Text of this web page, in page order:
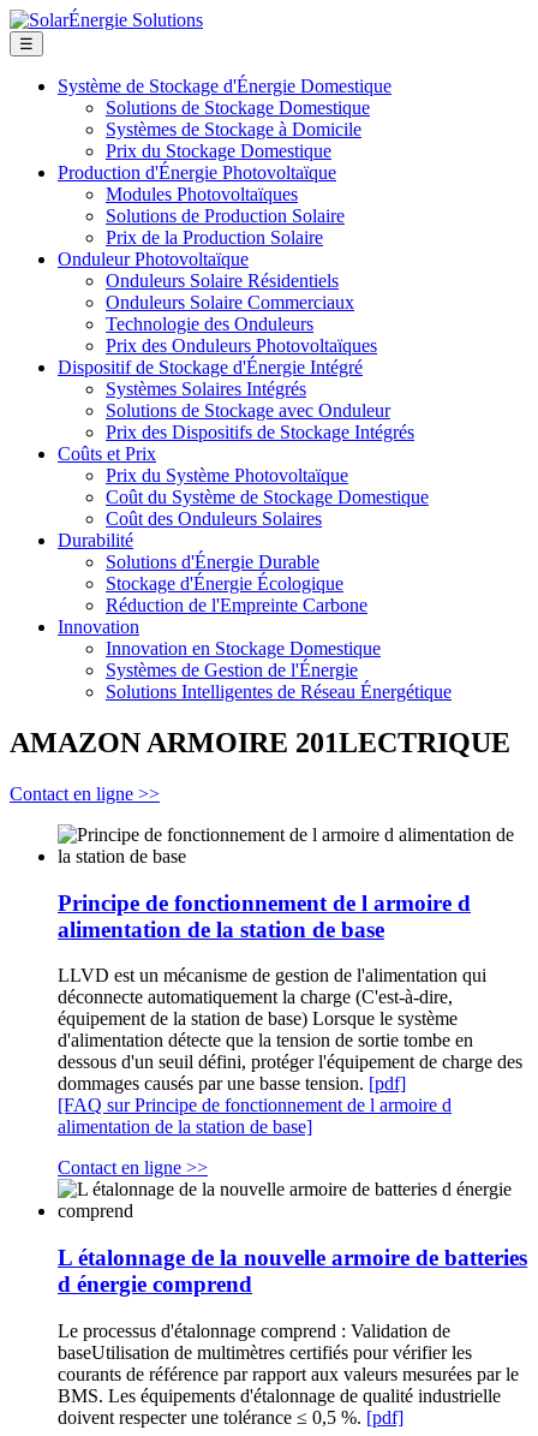
☰
Système de Stockage d'Énergie Domestique
Solutions de Stockage Domestique
Systèmes de Stockage à Domicile
Prix du Stockage Domestique
Production d'Énergie Photovoltaïque
Modules Photovoltaïques
Solutions de Production Solaire
Prix de la Production Solaire
Onduleur Photovoltaïque
Onduleurs Solaire Résidentiels
Onduleurs Solaire Commerciaux
Technologie des Onduleurs
Prix des Onduleurs Photovoltaïques
Dispositif de Stockage d'Énergie Intégré
Systèmes Solaires Intégrés
Solutions de Stockage avec Onduleur
Prix des Dispositifs de Stockage Intégrés
Coûts et Prix
Prix du Système Photovoltaïque
Coût du Système de Stockage Domestique
Coût des Onduleurs Solaires
Durabilité
Solutions d'Énergie Durable
Stockage d'Énergie Écologique
Réduction de l'Empreinte Carbone
Innovation
Innovation en Stockage Domestique
Systèmes de Gestion de l'Énergie
Solutions Intelligentes de Réseau Énergétique
AMAZON ARMOIRE 201LECTRIQUE
Contact en ligne >>
Principe de fonctionnement de l armoire d
alimentation de la station de base
LLVD est un mécanisme de gestion de l'alimentation qui
déconnecte automatiquement la charge (C'est-à-dire,
équipement de la station de base) Lorsque le système
d'alimentation détecte que la tension de sortie tombe en
dessous d'un seuil défini, protéger l'équipement de charge des
dommages causés par une basse tension. [pdf]
[FAQ sur Principe de fonctionnement de l armoire d
alimentation de la station de base]
Contact en ligne >>
L étalonnage de la nouvelle armoire de batteries
d énergie comprend
Le processus d'étalonnage comprend : Validation de
baseUtilisation de multimètres certifiés pour vérifier les
courants de référence par rapport aux valeurs mesurées par le
BMS. Les équipements d'étalonnage de qualité industrielle
doivent respecter une tolérance ≤ 0,5 %. [pdf]